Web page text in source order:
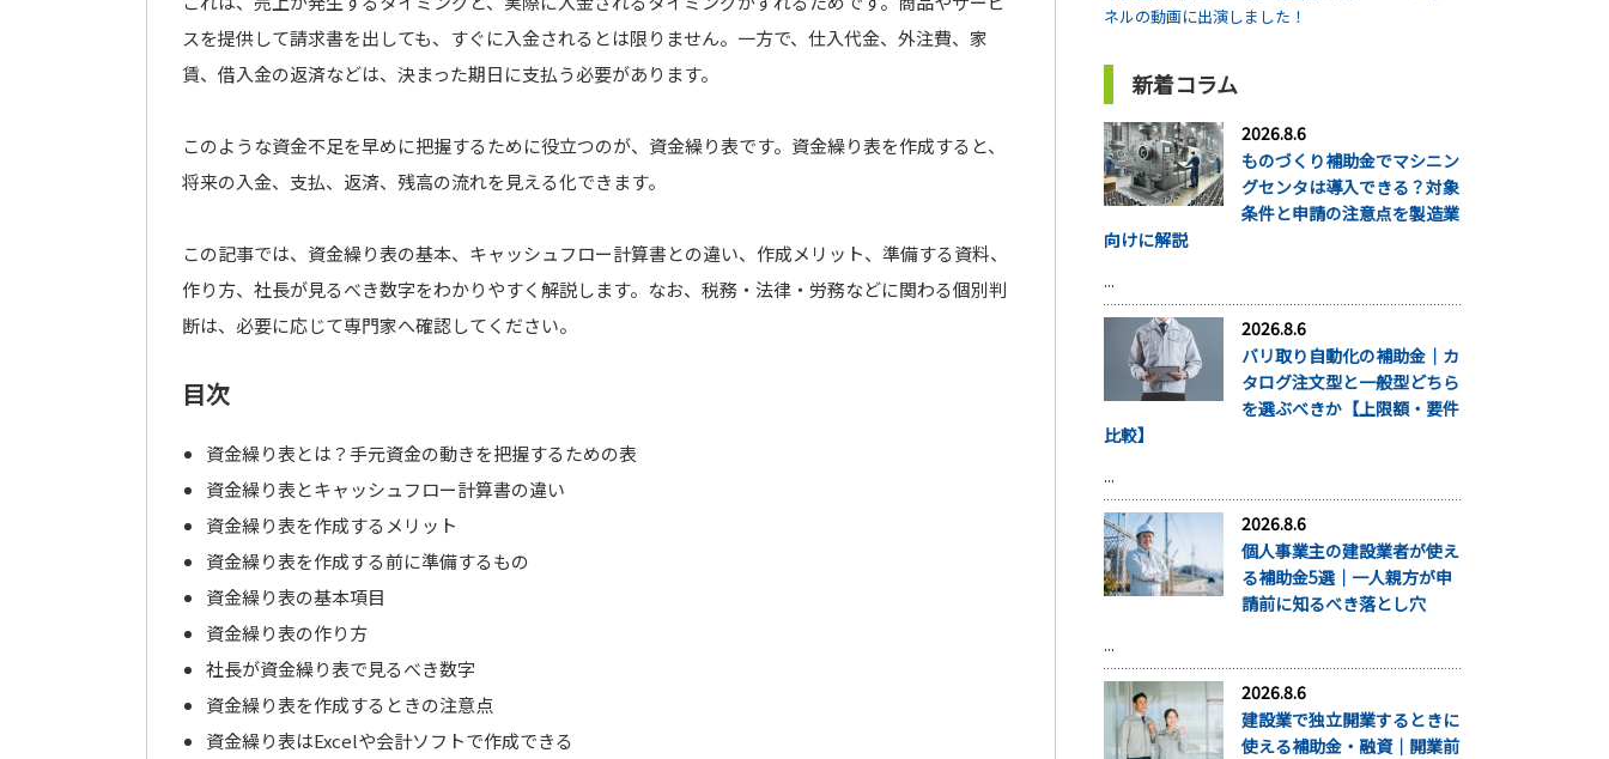
スを提供して請求書を出しても、すぐに入金されるとは限りません。一方で、仕入代金、外注費、家
賃、借入金の返済などは、決まった期日に支払う必要があります。
このような資金不足を早めに把握するために役立つのが、資金繰り表です。資金繰り表を作成すると、
将来の入金、支払、返済、残高の流れを見える化できます。
この記事では、資金繰り表の基本、キャッシュフロー計算書との違い、作成メリット、準備する資料、
作り方、社長が見るべき数字をわかりやすく解説します。なお、税務・法律・労務などに関わる個別判
断は、必要に応じて専門家へ確認してください。
目次
資金繰り表とは？手元資金の動きを把握するための表
資金繰り表とキャッシュフロー計算書の違い
資金繰り表を作成するメリット
資金繰り表を作成する前に準備するもの
資金繰り表の基本項目
資金繰り表の作り方
社長が資金繰り表で見るべき数字
資金繰り表を作成するときの注意点
資金繰り表はExcelや会計ソフトで作成できる
ネルの動画に出演しました！
新着コラム
2026.8.6
ものづくり補助金でマシニン
グセンタは導入できる？対象
条件と申請の注意点を製造業
向けに解説
...
2026.8.6
バリ取り自動化の補助金｜カ
タログ注文型と一般型どちら
を選ぶべきか【上限額・要件
比較】
...
2026.8.6
個人事業主の建設業者が使え
る補助金5選｜一人親方が申
請前に知るべき落とし穴
...
2026.8.6
建設業で独立開業するときに
使える補助金・融資｜開業前